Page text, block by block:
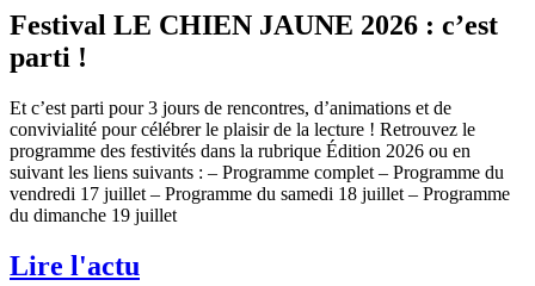
Festival LE CHIEN JAUNE 2026 : c’est
parti !
Et c’est parti pour 3 jours de rencontres, d’animations et de
convivialité pour célébrer le plaisir de la lecture ! Retrouvez le
programme des festivités dans la rubrique Édition 2026 ou en
suivant les liens suivants : – Programme complet – Programme du
vendredi 17 juillet – Programme du samedi 18 juillet – Programme
du dimanche 19 juillet
Lire l'actu